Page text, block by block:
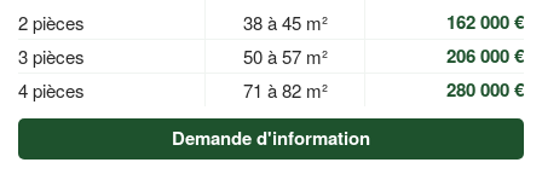
2 pièces 38 à 45 m² 162 000 €
3 pièces 50 à 57 m² 206 000 €
4 pièces 71 à 82 m²
280 000 €
Demande d'information